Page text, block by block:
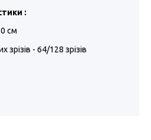
:
см
зрізів - 64/128 зрізів